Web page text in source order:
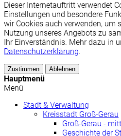
Dieser Internetauftritt verwendet
Einstellungen und besondere
wir Cookies auch verwenden, um
Nutzung unseres Angebots zu
Ihr Einverständnis. Mehr dazu in
Datenschutzerklärung.
Zustimmen Ablehnen
Hauptmenü
Menü
Stadt & Verwaltung
Kreisstadt Groß-Gerau
Groß-Gerau -
Geschichte der